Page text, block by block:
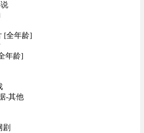
[全年龄]
年龄]
-其他
剧